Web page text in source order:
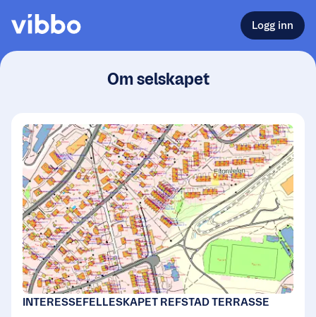
Logg inn
Om selskapet
INTERESSEFELLESKAPET REFSTAD TERRASSE